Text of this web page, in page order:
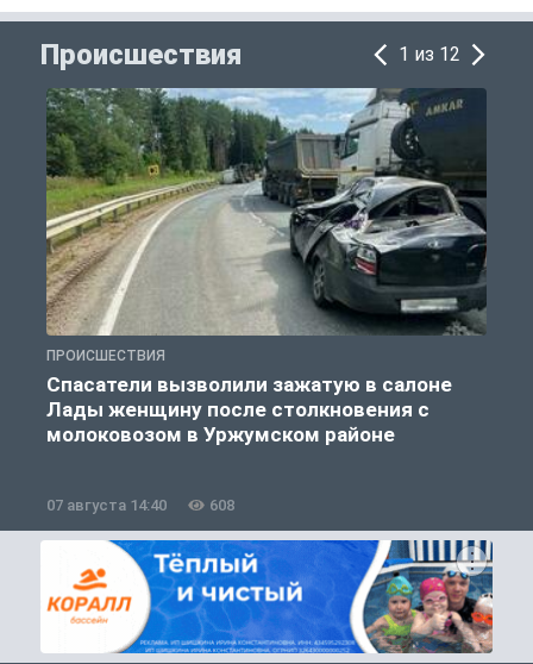
Происшествия 1 из 12
ПРОИСШЕСТВИЯ
Спасатели вызволили зажатую в салоне
Лады женщину после столкновения с
молоковозом в Уржумском районе
07 августа 14:40 608